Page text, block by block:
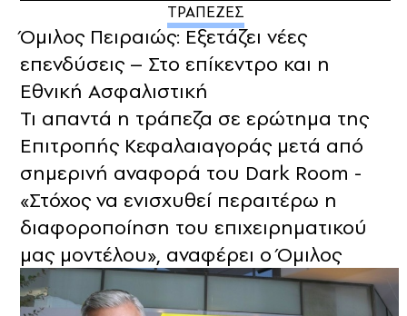
ΤΡΑΠΕΖΕΣ
Όμιλος Πειραιώς: Εξετάζει νέες
επενδύσεις – Στο επίκεντρο και η
Εθνική Ασφαλιστική
Τι απαντά η τράπεζα σε ερώτημα της
Επιτροπής Κεφαλαιαγοράς μετά από
σημερινή αναφορά του Dark Room -
«Στόχος να ενισχυθεί περαιτέρω η
διαφοροποίηση του επιχειρηματικού
μας μοντέλου», αναφέρει ο Όμιλος